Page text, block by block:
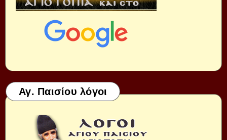
Αγ. Παισίου λόγοι